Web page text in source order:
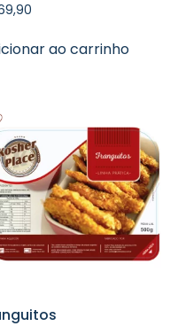
ao carrinho